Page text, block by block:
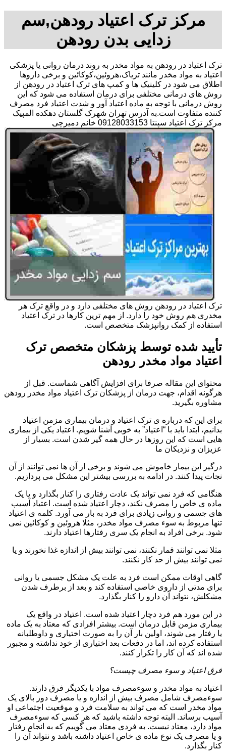
مرکز ترک اعتیاد رودهن,سم
زدایی بدن رودهن
ترک اعتیاد در رودهن به مواد مخدر به روند درمان روانی یا پزشکی
اعتیاد به مواد مخدر مانند تریاک،هروئین،کوکائین و برخی داروها
اطلاق می شود در کلینیک ها و کمپ های ترک اعتیاد در رودهن از
روش های درمانی مختلفی برای درمان استفاده می شود که این
روش درمانی با توجه به ماده اعتیاد آور و شدت اعتیاد فرد مصرف
کننده متفاوت است.به آدرس تهران شهرک گلستان دهکده المپیک
مرکز ترک اعتیاد سپنتا 09128033153 خانم دمیرچی
ترک اعتیاد در رودهن روش های مختلفی دارد و در واقع ترک هر
مخدری هم روش خود را دارد. از مهم ترین کارها در ترک اعتیاد
استفاده از کمک روانپزشک متخصص است.
تأیید شده توسط پزشکان متخصص ترک
اعتیاد مواد مخدر رودهن
محتوای این مقاله صرفا برای افزایش آگاهی شماست. قبل از
هرگونه اقدام، جهت درمان از پزشکان ترک اعتیاد مواد مخدر رودهن
مشاوره بگیرید.
برای این که درباره ی ترک اعتیاد و درمان بیماری مزمن اعتیاد
بدانیم، ابتدا باید با “اعتیاد” به خوبی آشنا شویم. اعتیاد یکی از بیماری
هایی است که این روزها در حال همه گیر شدن است. بسیار از
عزیزان و نزدیکان ما
درگیر این بیمار خاموش می شوند و برخی از آن ها نمی توانند از آن
نجات پیدا کنند. در ادامه به بررسی بیشتر این مشکل می پردازیم.
هنگامی که فرد نمی تواند یک عادت رفتاری را کنار بگذارد و یا یک
ماده ی خاص را مصرف نکند، دچار اعتیاد شده است. اعتیاد آسیب
های جسمی و روانی زیادی برای فرد به بار می آورد. کلمه ی اعتیاد
تنها مربوط به سوء مصرف مواد مخدر، مثلا هروئین و کوکائین نمی
شود. برخی افراد به انجام یک سری رفتارها اعتیاد دارند.
مثلا نمی توانند قمار نکنند، نمی توانند بیش از اندازه غذا نخورند و یا
نمی توانند بیش از حد کار نکنند.
گاهی اوقات ممکن است فرد به علت یک مشکل جسمی یا روانی
برای مدتی از داروی خاصی استفاده کند و بعد از برطرف شدن
مشکلش، نتواند آن دارو را کنار بگذارد.
در این مورد هم فرد دچار اعتیاد شده است. اعتیاد در واقع یک
بیماری مزمن قابل درمان است. بیشتر افرادی که معتاد به یک ماده
یا رفتار می شوند، اولین بار آن را به صورت اختیاری و داوطلبانه
استفاده کرده اند، اما در دفعات بعد اختیاری از خود نداشته و مجبور
شده اند که آن کار را تکرار کنند.
فرق اعتیاد و سوء مصرف چیست؟
اعتیاد به مواد مخدر و سوءمصرف مواد با یکدیگر فرق دارند.
سوءمصرف شامل مصرف بیش از اندازه و یا مصرف دوز بالای یک
مواد مخدر است که می تواند به سلامت فرد و موقعیت اجتماعی او
آسیب برساند. البته توجه داشته باشید که هر کسی که سوءمصرف
مواد دارد، معتاد نیست. به فردی معتاد می گوییم که به انجام رفتار
و یا مصرف یک نوع ماده ی خاص اعتیاد داشته باشد و نتواند آن را
کنار بگذارد.